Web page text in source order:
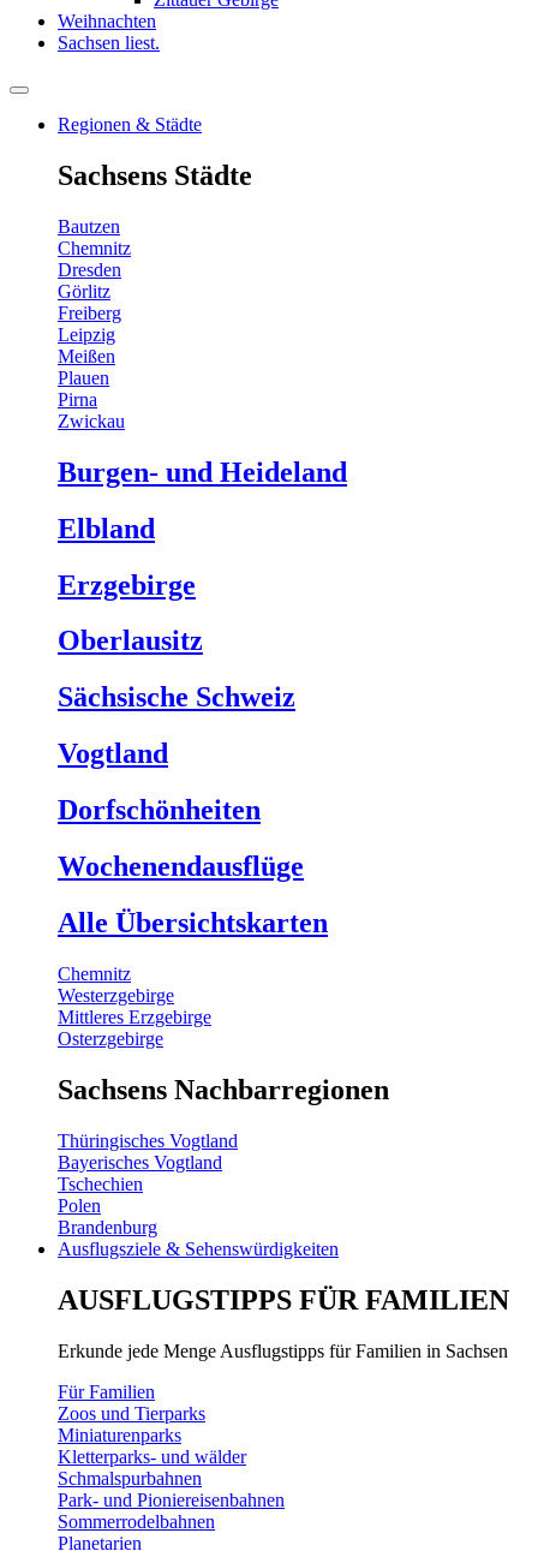
Weihnachten
Sachsen liest.
Regionen & Städte
Sachsens Städte
Bautzen
Chemnitz
Dresden
Görlitz
Freiberg
Leipzig
Meißen
Plauen
Pirna
Zwickau
Burgen- und Heideland
Elbland
Erzgebirge
Oberlausitz
Sächsische Schweiz
Vogtland
Dorfschönheiten
Wochenendausflüge
Alle Übersichtskarten
Chemnitz
Westerzgebirge
Mittleres Erzgebirge
Osterzgebirge
Sachsens Nachbarregionen
Thüringisches Vogtland
Bayerisches Vogtland
Tschechien
Polen
Brandenburg
Ausflugsziele & Sehenswürdigkeiten
AUSFLUGSTIPPS FÜR FAMILIEN
Erkunde jede Menge Ausflugstipps für Familien in Sachsen
Für Familien
Zoos und Tierparks
Miniaturenparks
Kletterparks- und wälder
Schmalspurbahnen
Park- und Pioniereisenbahnen
Sommerrodelbahnen
Planetarien